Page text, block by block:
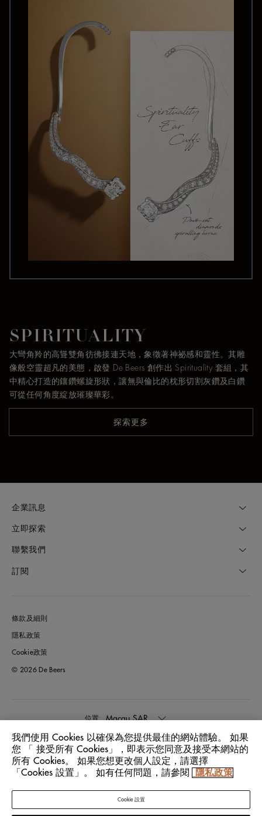
SPIRITUALITY
大彎角羚的高聳雙角彷彿接連天地，象徵著神祕感和靈性。其雕
像般空靈超凡的美態，啟發 De Beers 創作出 Spirituality 套組，其
中精心打造的鑲鑽螺旋形狀，讓無與倫比的枕形切割灰鑽及白鑽
可從任何角度綻放璀璨華彩。
探索更多
企業訊息
立即探索
聯繫我們
訂閱
條款及細則
隱私政策
Cookie政策
© 2026 De Beers
位置: Macau SAR
語言: 中文
我們使用 Cookies 以確保為您提供最佳的網站體驗。 如果
您 「 接受所有 Cookies」，即表示您同意及接受本網站的
所有 Cookies。 如果您想更改個人設定，請選擇
「Cookies 設置」。 如有任何問題，請參閱
隱私政策
Cookie 設置